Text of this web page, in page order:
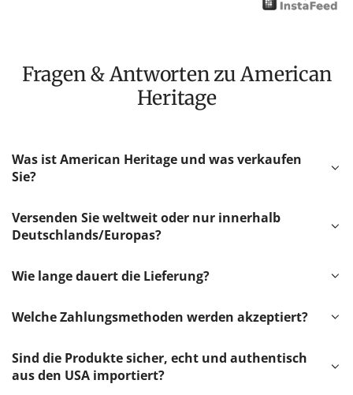
Fragen & Antworten zu American
Heritage
Was ist American Heritage und was verkaufen
Sie?
Versenden Sie weltweit oder nur innerhalb
Deutschlands/Europas?
Wie lange dauert die Lieferung?
Welche Zahlungsmethoden werden akzeptiert?
Sind die Produkte sicher, echt und authentisch
aus den USA importiert?